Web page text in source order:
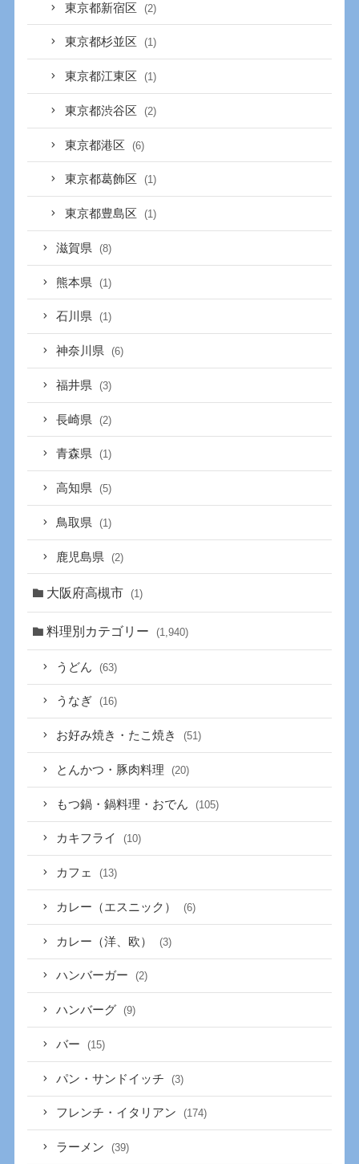
東京都新宿区 (2)
東京都杉並区 (1)
東京都江東区 (1)
東京都渋谷区 (2)
東京都港区 (6)
東京都葛飾区 (1)
東京都豊島区 (1)
滋賀県 (8)
熊本県 (1)
石川県 (1)
神奈川県 (6)
福井県 (3)
長崎県 (2)
青森県 (1)
高知県 (5)
鳥取県 (1)
鹿児島県 (2)
大阪府高槻市 (1)
料理別カテゴリー (1,940)
うどん (63)
うなぎ (16)
お好み焼き・たこ焼き (51)
とんかつ・豚肉料理 (20)
もつ鍋・鍋料理・おでん (105)
カキフライ (10)
カフェ (13)
カレー（エスニック） (6)
カレー（洋、欧） (3)
ハンバーガー (2)
ハンバーグ (9)
バー (15)
パン・サンドイッチ (3)
フレンチ・イタリアン (174)
ラーメン (39)